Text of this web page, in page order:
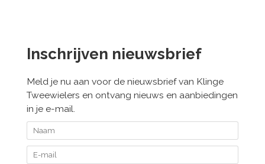
Inschrijven nieuwsbrief
Meld je nu aan voor de nieuwsbrief van Klinge
Tweewielers en ontvang nieuws en aanbiedingen
in je e-mail.